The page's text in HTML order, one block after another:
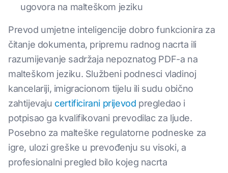
ugovora na malteškom jeziku
Prevod umjetne inteligencije dobro funkcionira za
čitanje dokumenta, pripremu radnog nacrta ili
razumijevanje sadržaja nepoznatog PDF-a na
malteškom jeziku. Službeni podnesci vladinoj
kancelariji, imigracionom tijelu ili sudu obično
zahtijevaju certificirani prijevod pregledao i
potpisao ga kvalifikovani prevodilac za ljude.
Posebno za malteške regulatorne podneske za
igre, ulozi greške u prevođenju su visoki, a
profesionalni pregled bilo kojeg nacrta